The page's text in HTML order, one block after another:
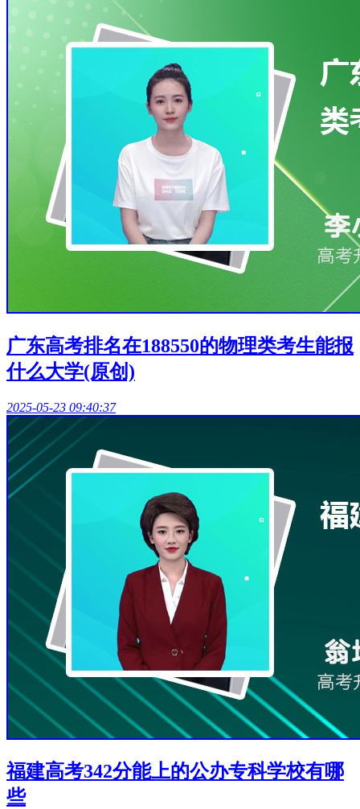
广东高考排名在188550的物理类考生能报
什么大学(原创)
2025-05-23 09:40:37
福建高考342分能上的公办专科学校有哪
些